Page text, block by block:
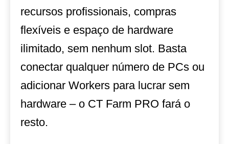
recursos profissionais, compras
flexíveis e espaço de hardware
ilimitado, sem nenhum slot. Basta
conectar qualquer número de PCs ou
adicionar Workers para lucrar sem
hardware – o CT Farm PRO fará o
resto.